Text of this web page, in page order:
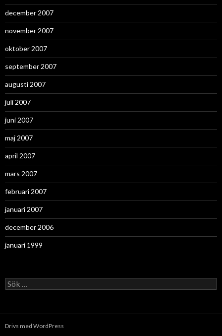
december 2007
november 2007
oktober 2007
september 2007
augusti 2007
juli 2007
juni 2007
maj 2007
april 2007
mars 2007
februari 2007
januari 2007
december 2006
januari 1999
Sök
efter:
Drivs med WordPress